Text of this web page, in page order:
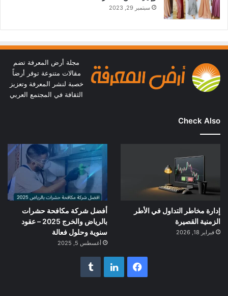
سبتمبر 29, 2023
مجلة أرض المعرفة تضم
مقالات متنوعة توفر أرضاً
خصبة لنشر المعرفة وتعزيز
الثقافة في المجتمع العربي
Check Also
إدارة مخاطر التداول في الأطر
الزمنية القصيرة
فبراير 18, 2026
أفضل شركة مكافحة حشرات
بالرياض والخرج 2025 – عقود
سنوية وحلول فعالة
أغسطس 5, 2025
فيسبوكلينكدإن
‏Tumblr